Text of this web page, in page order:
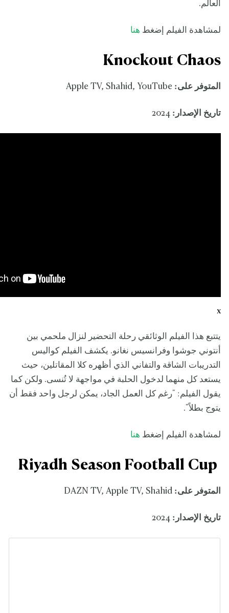
العالم.
لمشاهدة الفيلم إضغط هنا
Knockout Chaos
المتوفر على:
تاريخ الإصدار:
x
يتتبع هذا الفيلم الوثائقي رحلة التحضير لنزال ملحمي بين
أنتوني جوشوا وفرانسيس نغانو. يكشف الفيلم كواليس
التدريبات الشاقة والتفاني الذي أظهره كلا المقاتلين، حيث
يستعد كل منهما لدخول الحلبة في مواجهة لا تُنسى. ولكن كما
يقول الفيلم: "رغم كل العمل الجاد، يمكن لرجل واحد فقط أن
يتوج بطلاً".
لمشاهدة الفيلم إضغط هنا
المتوفر على:
تاريخ الإصدار: 2024